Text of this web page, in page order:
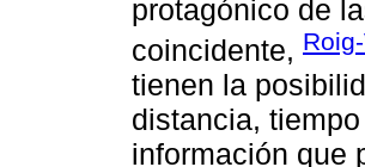
protagónico de
coincidente,
tienen la
distancia,
información que